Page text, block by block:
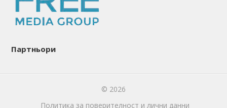
Партньори
© 2026
Политика за поверителност и лични данни